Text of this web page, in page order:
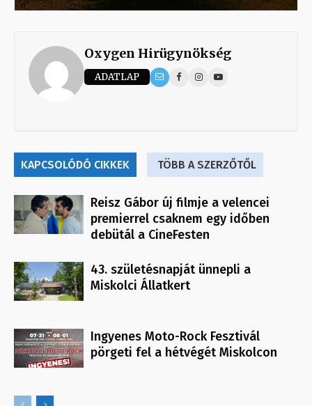
Oxygen Hirügynökség
ADATLAP
KAPCSOLÓDÓ CIKKEK TÖBB A SZERZŐTŐL
Reisz Gábor új filmje a velencei
premierrel csaknem egy időben
debütál a CineFesten
43. születésnapját ünnepli a
Miskolci Állatkert
Ingyenes Moto-Rock Fesztivál
pörgeti fel a hétvégét Miskolcon